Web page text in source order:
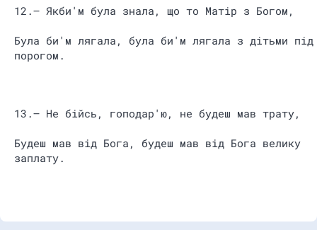
12.– Якби'м була знала, що то Матір з Богом,
Була би'м лягала, була би'м лягала з дітьми під
порогом.
13.– Не бійсь, гоподар'ю, не будеш мав трату,
Будеш мав від Бога, будеш мав від Бога велику
заплату.